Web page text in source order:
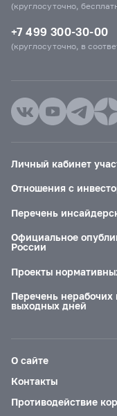
(круглосуточно,
+7 499 300-30-00
(круглосуточно, в
Личный кабинет
Отношения с
Перечень
Официальное
России
Проекты
Перечень
выходных дней
О сайте
Контакты
Противодействие